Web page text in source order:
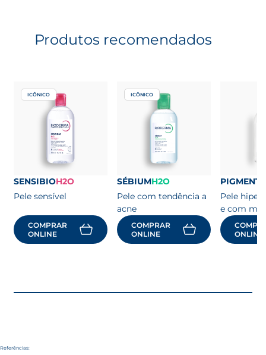
Produtos recomendados
ICÔNICO
SENSIBIOH2O
Pele sensível
COMPRAR
ONLINE
ICÔNICO
SÉBIUMH2O
Pele com tendência a
acne
COMPRAR
ONLINE
Pele
e com
ONLINE
Referências: